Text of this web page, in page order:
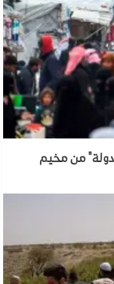
"تنظيم الدولة" من مخيم